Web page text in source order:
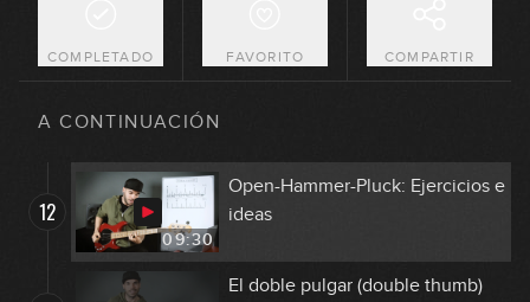
COMPLETADO FAVORITO COMPARTIR
A CONTINUACIÓN
11
Open Hammer Pluck (OHP)
12
09:30
Open-Hammer-Pluck: Ejercicios e
ideas
El doble pulgar (double thumb)